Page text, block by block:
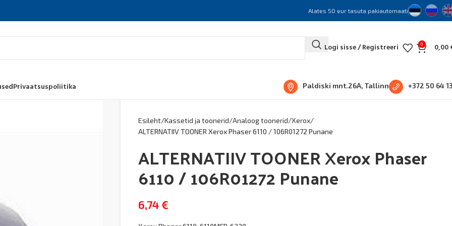
Alates 50 eur tasuta pakiautomaati
Logi sisse / Registreeri 0 0,00
Privaatsuspoliitika Paldiski mnt.26A, Tallinn +372 50 64
Esileht Kassetid ja toonerid Analoog toonerid Xerox
ALTERNATIIV TOONER Xerox Phaser 6110 / 106R01272 Punane
ALTERNATIIV TOONER Xerox Phaser
6110 / 106R01272 Punane
6,74 €